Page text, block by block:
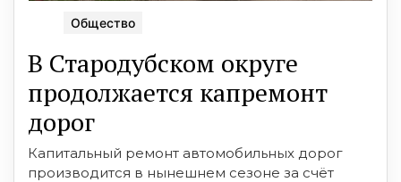
Общество
В Стародубском округе
продолжается капремонт
дорог
Капитальный ремонт автомобильных дорог
производится в нынешнем сезоне за счёт